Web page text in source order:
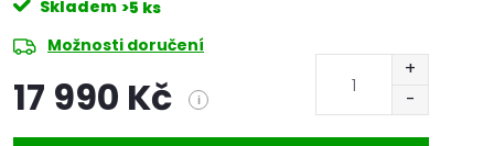
Skladem >5 ks
Možnosti doručení
17 990 Kč i